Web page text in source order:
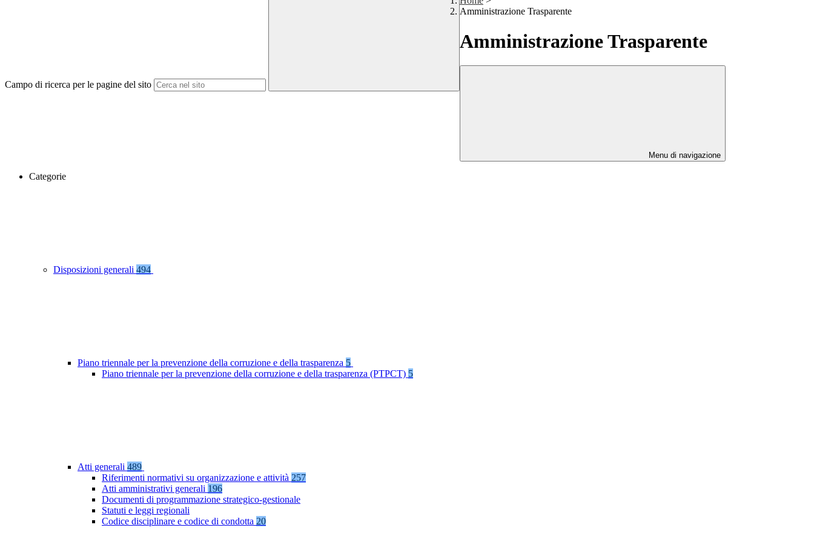
Campo di ricerca per le pagine del sito
Amministrazione Trasparente
Amministrazione Trasparente
Menu di navigazione
Categorie
Disposizioni generali 494
Piano triennale per la prevenzione della corruzione e della trasparenza 5
Piano triennale per la prevenzione della corruzione e della trasparenza (PTPCT) 5
Atti generali 489
Riferimenti normativi su organizzazione e attività 257
Atti amministrativi generali 196
Documenti di programmazione strategico-gestionale
Statuti e leggi regionali
Codice disciplinare e codice di condotta 20